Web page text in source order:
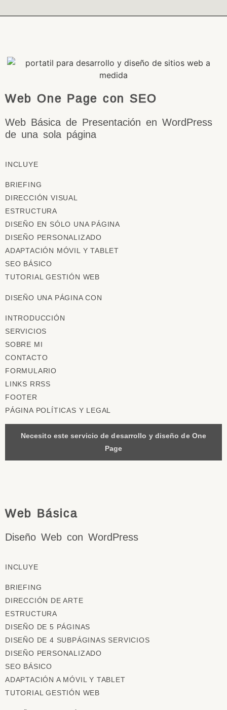
Web One Page con SEO
Web Básica de Presentación en WordPress
de una sola página
INCLUYE
BRIEFING
DIRECCIÓN VISUAL
ESTRUCTURA
DISEÑO EN SÓLO UNA PÁGINA
DISEÑO PERSONALIZADO
ADAPTACIÓN MÓVIL Y TABLET
SEO BÁSICO
TUTORIAL GESTIÓN WEB
DISEÑO UNA PÁGINA CON
INTRODUCCIÓN
SERVICIOS
SOBRE MI
CONTACTO
FORMULARIO
LINKS RRSS
FOOTER
PÁGINA POLÍTICAS Y LEGAL
Necesito este servicio de desarrollo y diseño de One
Page
Web Básica
Diseño Web con WordPress
INCLUYE
BRIEFING
DIRECCIÓN DE ARTE
ESTRUCTURA
DISEÑO DE 5 PÁGINAS
DISEÑO DE 4 SUBPÁGINAS SERVICIOS
DISEÑO PERSONALIZADO
SEO BÁSICO
ADAPTACIÓN A MÓVIL Y TABLET
TUTORIAL GESTIÓN WEB